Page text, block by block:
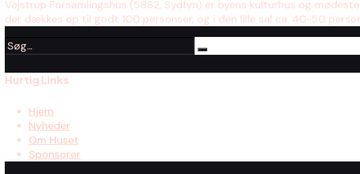
Vejstrup Forsamlingshus (5882, Sydfyn) er byens kulturhus og
der dækkes op til godt 100 personser, og i den lille sal ca. 40-50
Hurtig Links
Hjem
Nyheder
Om Huset
Sponsorer